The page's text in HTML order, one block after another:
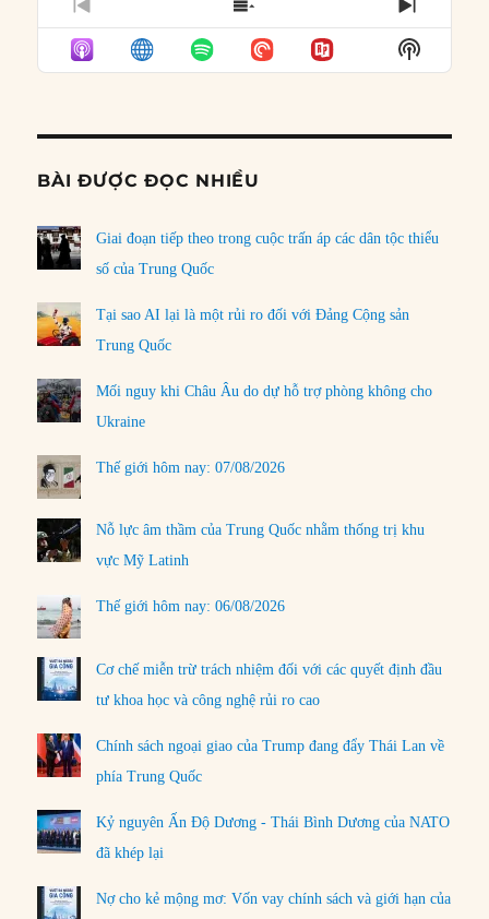
PREVIOUS
EPISODE
SHOW
EPISODES
LIST
NEXT
Show
Podcast
BÀI ĐƯỢC ĐỌC NHIỀU
Giai đoạn tiếp theo trong cuộc trấn áp các dân tộc thiểu
số của Trung Quốc
Tại sao AI lại là một rủi ro đối với Đảng Cộng sản
Trung Quốc
Mối nguy khi Châu Âu do dự hỗ trợ phòng không cho
Ukraine
Thế giới hôm nay: 07/08/2026
Nỗ lực âm thầm của Trung Quốc nhằm thống trị khu
vực Mỹ Latinh
Thế giới hôm nay: 06/08/2026
Cơ chế miễn trừ trách nhiệm đối với các quyết định đầu
tư khoa học và công nghệ rủi ro cao
Chính sách ngoại giao của Trump đang đẩy Thái Lan về
phía Trung Quốc
Kỷ nguyên Ấn Độ Dương - Thái Bình Dương của NATO
đã khép lại
Nợ cho kẻ mộng mơ: Vốn vay chính sách và giới hạn của